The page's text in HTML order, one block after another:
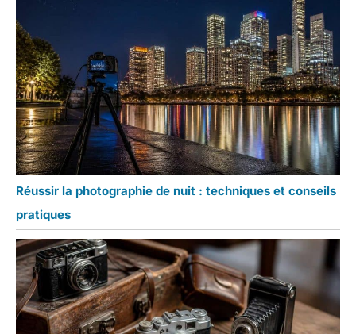
Réussir la photographie de nuit : techniques et conseils
pratiques